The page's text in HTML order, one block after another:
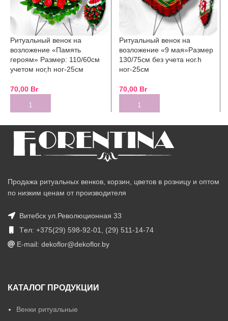
Ритуальный венок на
возложение «Память
героям» Размер: 110/60см
учетом ног,h ног-25см
70,00 Br
Ритуальный венок на
возложение «9 мая»Размер
130/75см без учета ног.h
ног-25см
70,00 Br
Продажа ритуальных венков, корзин, цветов в розницу и оптом
по низким ценам от производителя
Витебск ул.Революционная 33
Tел: +375(29) 598-92-01, (29) 511-14-74
E-mail: dekoflor@dekoflor.by
КАТАЛОГ ПРОДУКЦИИ
Венки ритуальные